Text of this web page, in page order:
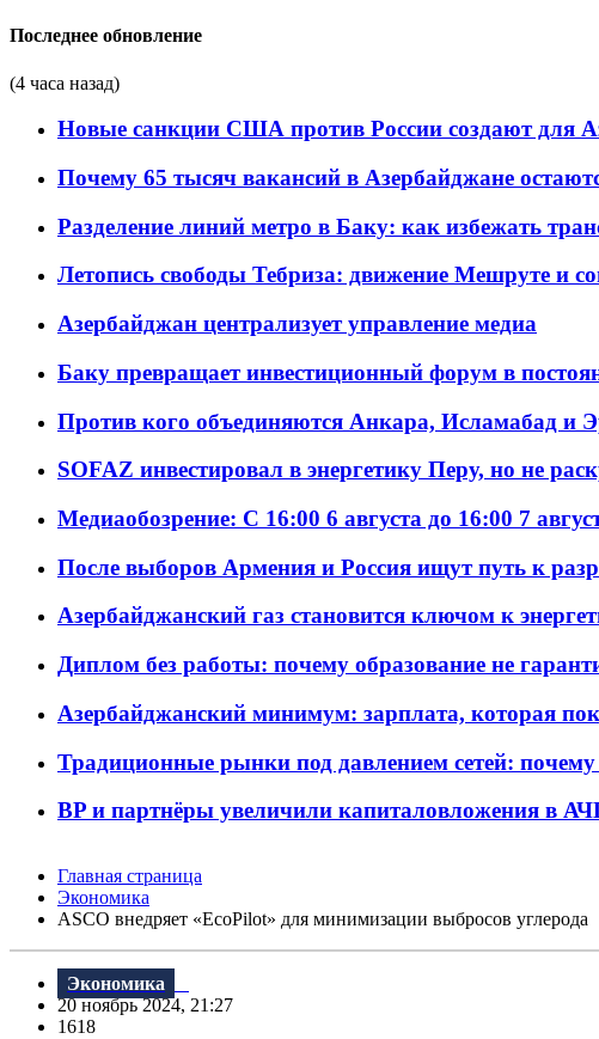
Последнее обновление
(4 часа назад)
Новые санкции США против России создают для
Почему 65 тысяч вакансий в Азербайджане
Разделение линий метро в Баку: как избежать
Летопись свободы Тебриза: движение Мешруте и
Азербайджан централизует управление медиа
Баку превращает инвестиционный форум в
Против кого объединяются Анкара, Исламабад и
SOFAZ инвестировал в энергетику Перу, но не
Медиаобозрение: С 16:00 6 августа до 16:00 7
После выборов Армения и Россия ищут путь к
Азербайджанский газ становится ключом к
Диплом без работы: почему образование не
Азербайджанский минимум: зарплата, которая
Традиционные рынки под давлением сетей:
BP и партнёры увеличили капиталовложения в
Главная страница
Экономика
ASCO внедряет «EcoPilot» для минимизации выбросов углерода
Экономика
20 ноябрь 2024, 21:27
1618